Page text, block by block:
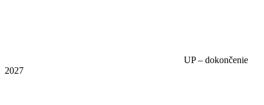
UP – dokončenie
2027